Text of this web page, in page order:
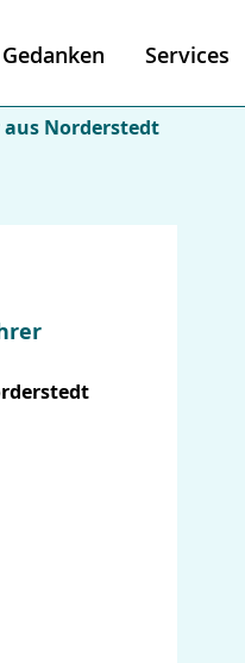
Gedanken Services
aus Norderstedt